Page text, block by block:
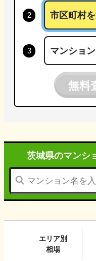
無料
茨城県のマンシ
エリア別
相場